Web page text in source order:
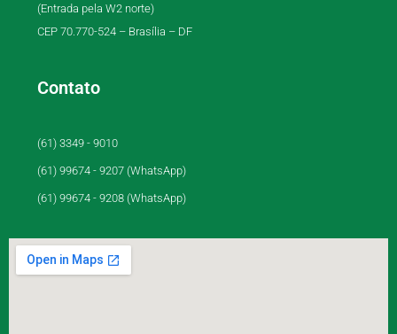
(Entrada pela W2 norte)
CEP 70.770-524 – Brasília – DF
Contato
(61) 3349 - 9010
(61) 99674 - 9207 (WhatsApp)
(61) 99674 - 9208 (WhatsApp)